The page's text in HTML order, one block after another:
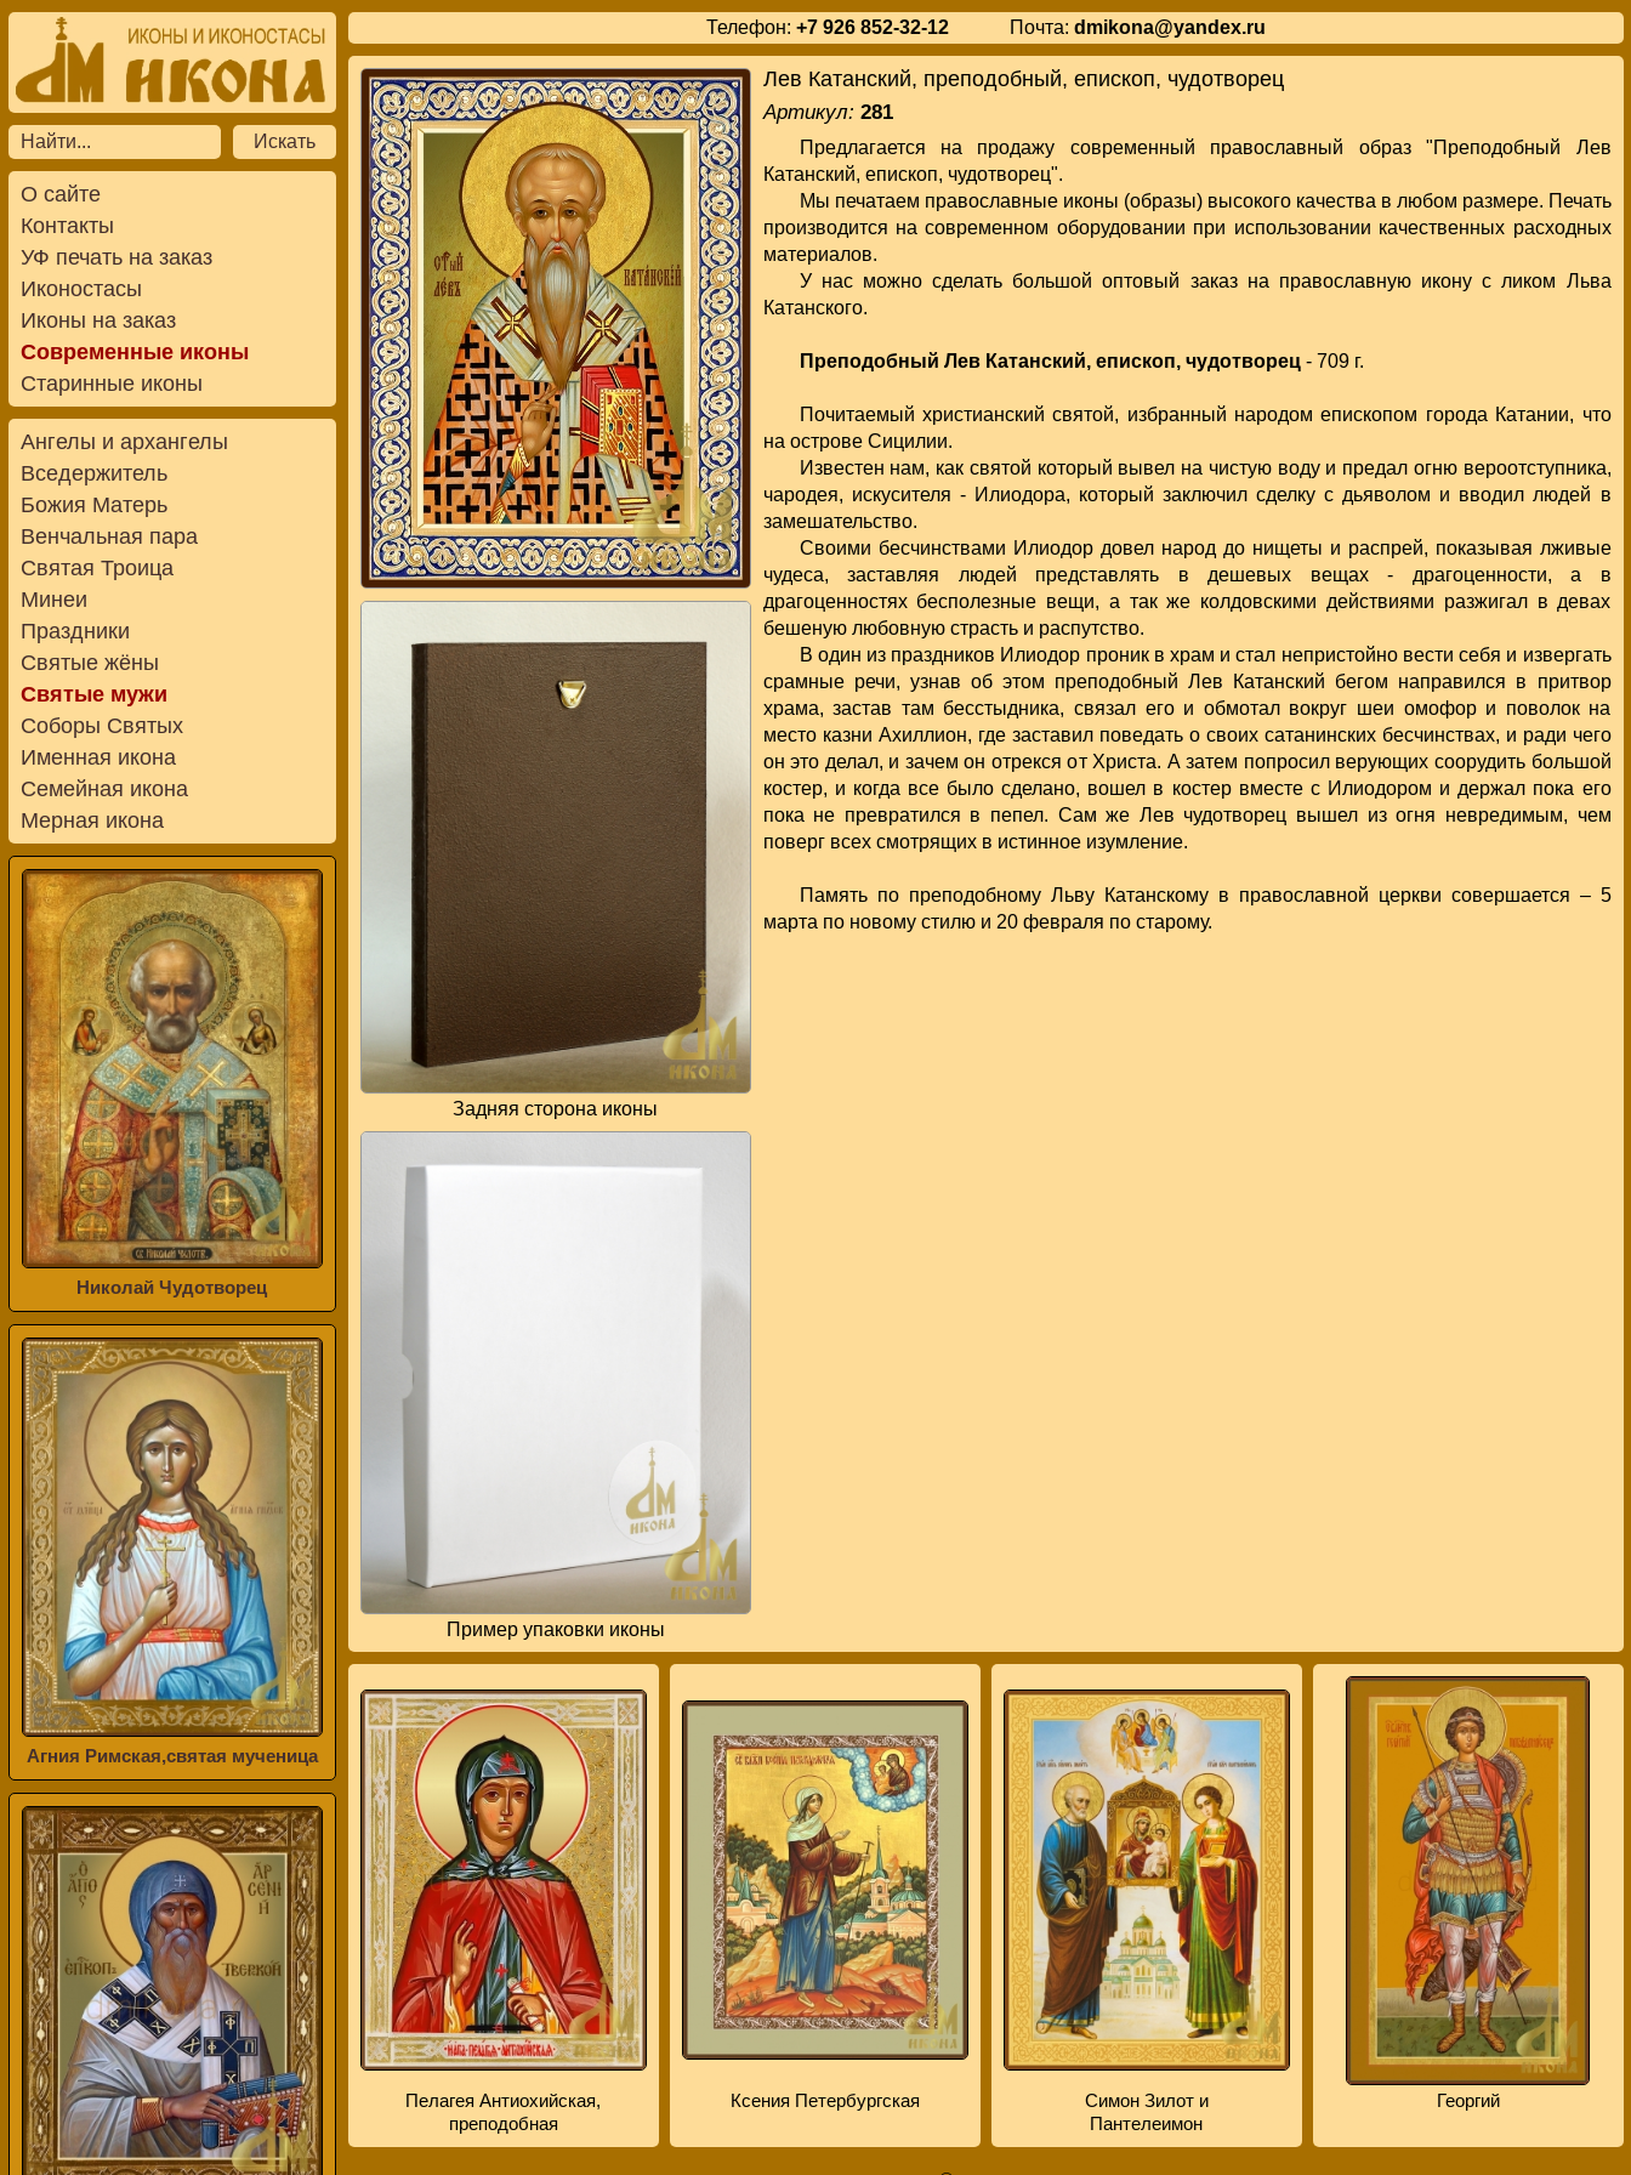
О сайте
Контакты
УФ печать на заказ
Иконостасы
Иконы на заказ
Современные иконы
Старинные иконы
Ангелы и архангелы
Вседержитель
Божия Матерь
Венчальная пара
Святая Троица
Минеи
Праздники
Святые жёны
Святые мужи
Соборы Святых
Именная икона
Семейная икона
Мерная икона
Николай Чудотворец
Агния Римская,святая мученица
Телефон: +7 926 852-32-12 Почта: dmikona@yandex.ru
Задняя сторона иконы
Пример упаковки иконы
Лев Катанский, преподобный, епископ, чудотворец
Артикул: 281
Предлагается на продажу современный православный образ "Преподобный Лев
Катанский, епископ, чудотворец".
Мы печатаем православные иконы (образы) высокого качества в любом размере. Печать
производится на современном оборудовании при использовании качественных расходных
материалов.
У нас можно сделать большой оптовый заказ на православную икону с ликом Льва
Катанского.
Преподобный Лев Катанский, епископ, чудотворец- 709 г.
Почитаемый христианский святой, избранный народом епископом города Катании, что
на острове Сицилии.
Известен нам, как святой который вывел на чистую воду и предал огню вероотступника,
чародея, искусителя - Илиодора, который заключил сделку с дьяволом и вводил людей в
замешательство.
Своими бесчинствами Илиодор довел народ до нищеты и распрей, показывая лживые
чудеса, заставляя людей представлять в дешевых вещах - драгоценности, а в
драгоценностях бесполезные вещи, а так же колдовскими действиями разжигал в девах
бешеную любовную страсть и распутство.
В один из праздников Илиодор проник в храм и стал непристойно вести себя и извергать
срамные речи, узнав об этом преподобный Лев Катанский бегом направился в притвор
храма, застав там бесстыдника, связал его и обмотал вокруг шеи омофор и поволок на
место казни Ахиллион, где заставил поведать о своих сатанинских бесчинствах, и ради чего
он это делал, и зачем он отрекся от Христа. А затем попросил верующих соорудить большой
костер, и когда все было сделано, вошел в костер вместе с Илиодором и держал пока его
пока не превратился в пепел. Сам же Лев чудотворец вышел из огня невредимым, чем
поверг всех смотрящих в истинное изумление.
Память по преподобному Льву Катанскому в православной церкви совершается – 5
марта по новому стилю и 20 февраля по старому.
Пелагея Антиохийская,
преподобная
Ксения Петербургская
Симон Зилот и
Пантелеимон
Георгий